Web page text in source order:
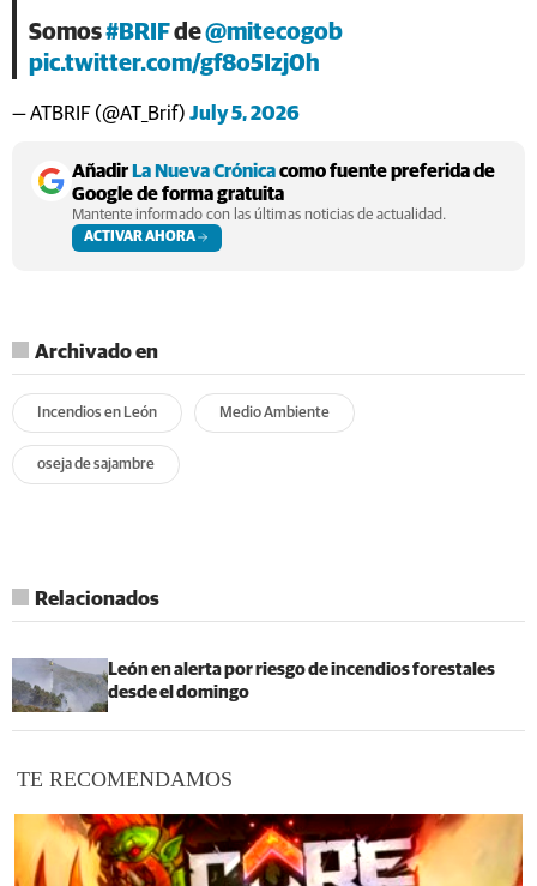
Somos#BRIFde@mitecogob
pic.twitter.com/gf8o5Izj0h
— ATBRIF (@AT_Brif) July 5, 2026
AñadirLa Nueva Crónicacomo fuente preferida de
Google de forma gratuita
Mantente informado con las últimas noticias de actualidad.
ACTIVAR AHORA
Archivado en
Incendios en León Medio Ambiente
oseja de sajambre
Relacionados
León en alerta por riesgo de incendios forestales
desde el domingo
TE RECOMENDAMOS